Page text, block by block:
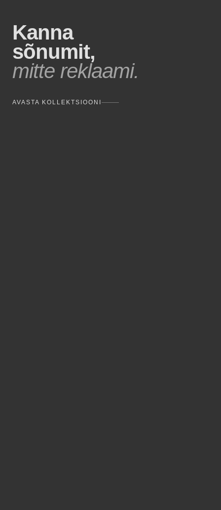
Kanna
sõnumit,
mitte reklaami.
AVASTA KOLLEKTSIOONI